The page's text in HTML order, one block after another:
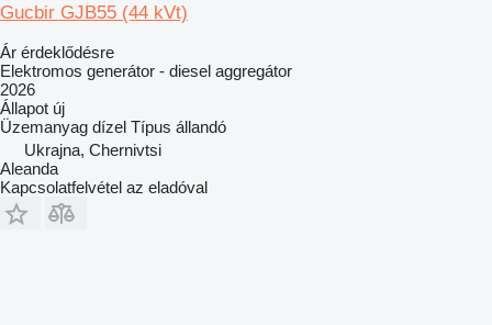
Gucbir GJB55 (44 kVt)
Ár érdeklődésre
Elektromos generátor - diesel aggregátor
2026
Állapot új
Üzemanyag dízel Típus állandó
Ukrajna, Chernivtsi
Aleanda
Kapcsolatfelvétel az eladóval